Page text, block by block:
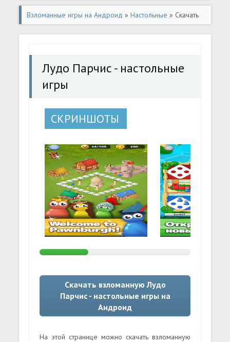
Взломанные игры на Андроид »Настольные » Скачать
Лудо Парчис - настольные игры (Разблокировано все)
Лудо Парчис - настольные
игры
СКРИНШОТЫ
Скачать взломанную Лудо
Парчис - настольные игры на
Андроид
На этой странице можно скачать взломанную